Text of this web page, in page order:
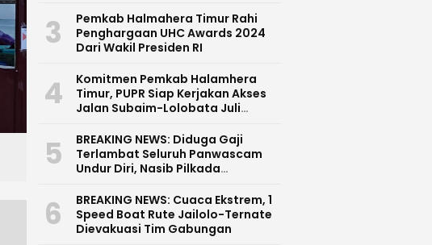
3
Pemkab Halmahera Timur Rahi
Penghargaan UHC Awards 2024
Dari Wakil Presiden RI
4
Komitmen Pemkab Halamhera
Timur, PUPR Siap Kerjakan Akses
Jalan Subaim-Lolobata Juli
5
BREAKING NEWS: Diduga Gaji
Terlambat Seluruh Panwascam
Undur Diri, Nasib Pilkada
6
BREAKING NEWS: Cuaca Ekstrem, 1
Speed Boat Rute Jailolo-Ternate
Dievakuasi Tim Gabungan